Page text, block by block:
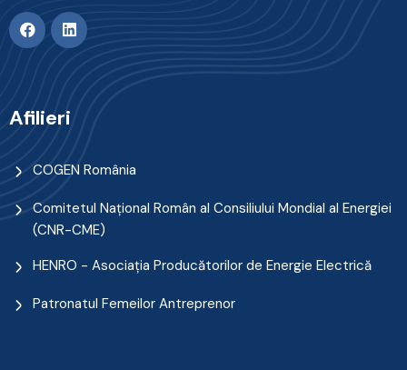
Afilieri
COGEN România
Comitetul Naţional Român al Consiliului Mondial al Energiei
(CNR-CME)
HENRO - Asociația Producătorilor de Energie Electrică
Patronatul Femeilor Antreprenor